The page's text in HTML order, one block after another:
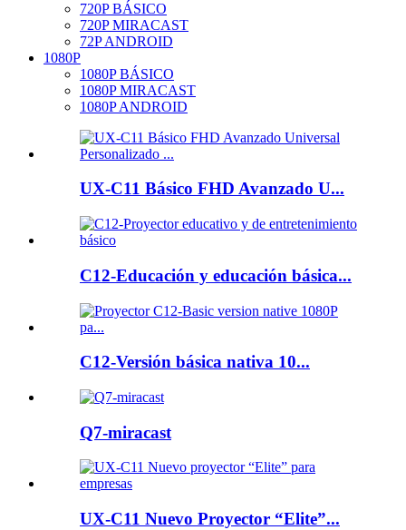
720P BÁSICO
720P MIRACAST
72P ANDROID
1080P
1080P BÁSICO
1080P MIRACAST
1080P ANDROID
UX-C11 Básico FHD Avanzado U...
C12-Educación y educación básica...
C12-Versión básica nativa 10...
Q7-miracast
UX-C11 Nuevo Proyector “Elite”...